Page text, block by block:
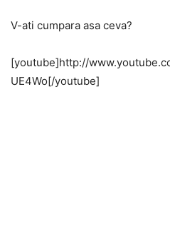
V-ati cumpara asa ceva?
[youtube]http://
UE4Wo[/youtube]